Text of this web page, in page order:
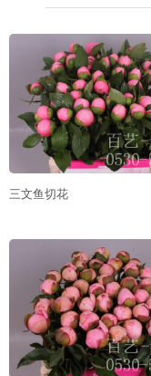
三文鱼切花